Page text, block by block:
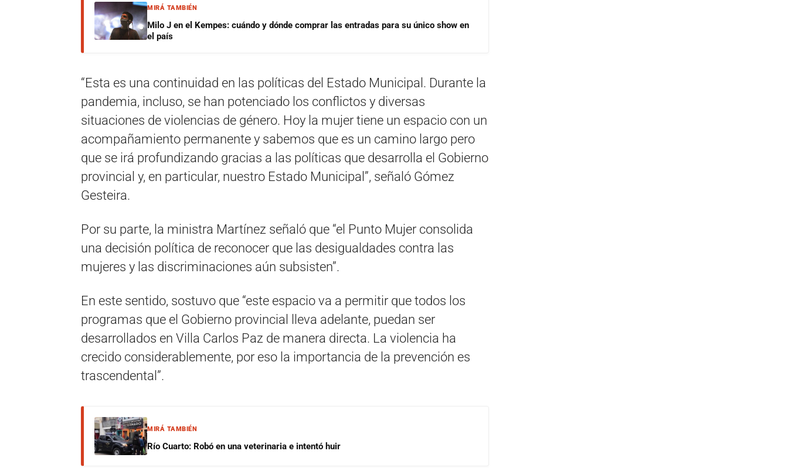
MIRÁ TAMBIÉN
Milo J en el Kempes: cuándo y dónde comprar las entradas para su único show en
el país
“Esta es una continuidad en las políticas del Estado Municipal. Durante la
pandemia, incluso, se han potenciado los conflictos y diversas
situaciones de violencias de género. Hoy la mujer tiene un espacio con un
acompañamiento permanente y sabemos que es un camino largo pero
que se irá profundizando gracias a las políticas que desarrolla el Gobierno
provincial y, en particular, nuestro Estado Municipal”, señaló Gómez
Gesteira.
Por su parte, la ministra Martínez señaló que “el Punto Mujer consolida
una decisión política de reconocer que las desigualdades contra las
mujeres y las discriminaciones aún subsisten”.
En este sentido, sostuvo que “este espacio va a permitir que todos los
programas que el Gobierno provincial lleva adelante, puedan ser
desarrollados en Villa Carlos Paz de manera directa. La violencia ha
crecido considerablemente, por eso la importancia de la prevención es
trascendental”.
MIRÁ TAMBIÉN
Río Cuarto: Robó en una veterinaria e intentó huir